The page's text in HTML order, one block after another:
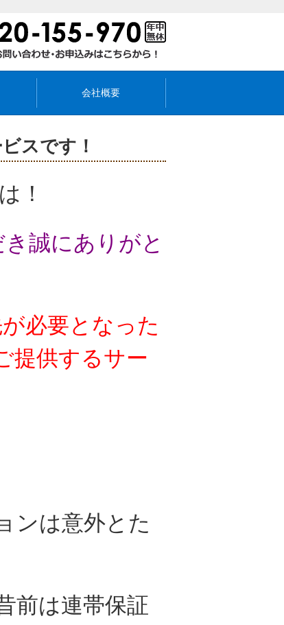
会社概要
スです！
！
誠にありがと
必要となった
提供するサー
ンは意外とた
前は連帯保証